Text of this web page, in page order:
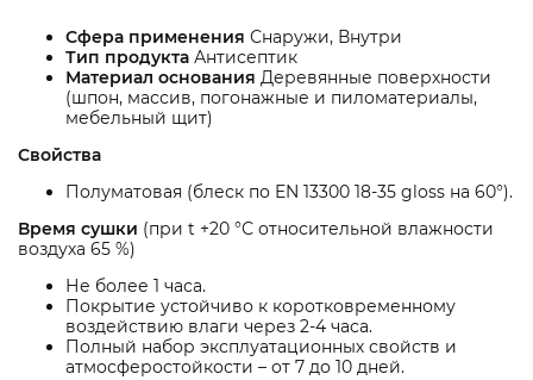
Сфера применения Снаружи, Внутри
Тип продукта Антисептик
Материал основания Деревянные поверхности
(шпон, массив, погонажные и пиломатериалы,
мебельный щит)
Свойства
Полуматовая (блеск по EN 13300 18-35 gloss на 60°).
Время сушки (при t +20 °С относительной влажности
воздуха 65 %)
Не более 1 часа.
Покрытие устойчиво к коротковременному
воздействию влаги через 2-4 часа.
Полный набор эксплуатационных свойств и
атмосферостойкости – от 7 до 10 дней.